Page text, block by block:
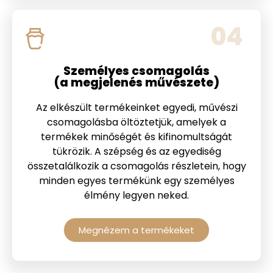
04
Személyes csomagolás
(a megjelenés művészete)
Az elkészült termékeinket egyedi, művészi
csomagolásba öltöztetjük, amelyek a
termékek minőségét és kifinomultságát
tükrözik. A szépség és az egyediség
összetalálkozik a csomagolás részletein, hogy
minden egyes termékünk egy személyes
élmény legyen neked.
Megnézem a termékeket